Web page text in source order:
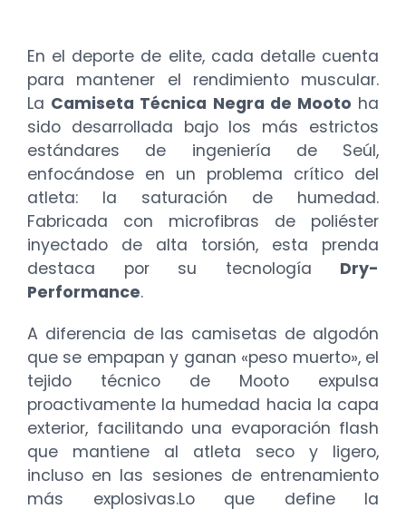
En el deporte de elite, cada detalle cuenta
para mantener el rendimiento muscular.
La Camiseta Técnica Negra de Mooto ha
sido desarrollada bajo los más estrictos
estándares de ingeniería de Seúl,
enfocándose en un problema crítico del
atleta: la saturación de humedad.
Fabricada con microfibras de poliéster
inyectado de alta torsión, esta prenda
destaca por su tecnología Dry-
Performance.
A diferencia de las camisetas de algodón
que se empapan y ganan «peso muerto», el
tejido técnico de Mooto expulsa
proactivamente la humedad hacia la capa
exterior, facilitando una evaporación flash
que mantiene al atleta seco y ligero,
incluso en las sesiones de entrenamiento
más explosivas.Lo que define la